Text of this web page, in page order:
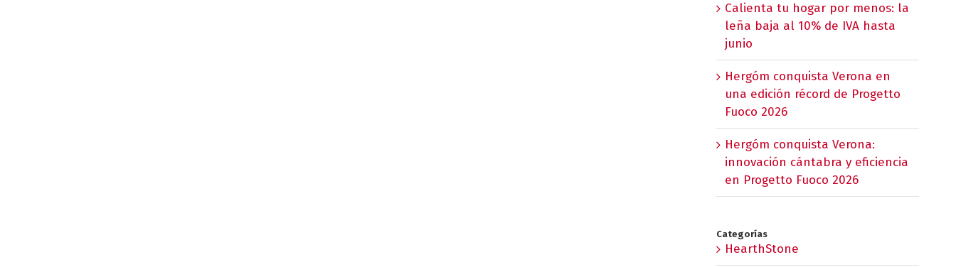
Calienta tu hogar por menos: la
leña baja al 10% de IVA hasta
junio
Hergóm conquista Verona en
una edición récord de Progetto
Fuoco 2026
Hergóm conquista Verona:
innovación cántabra y eficiencia
en Progetto Fuoco 2026
Categorías
HearthStone